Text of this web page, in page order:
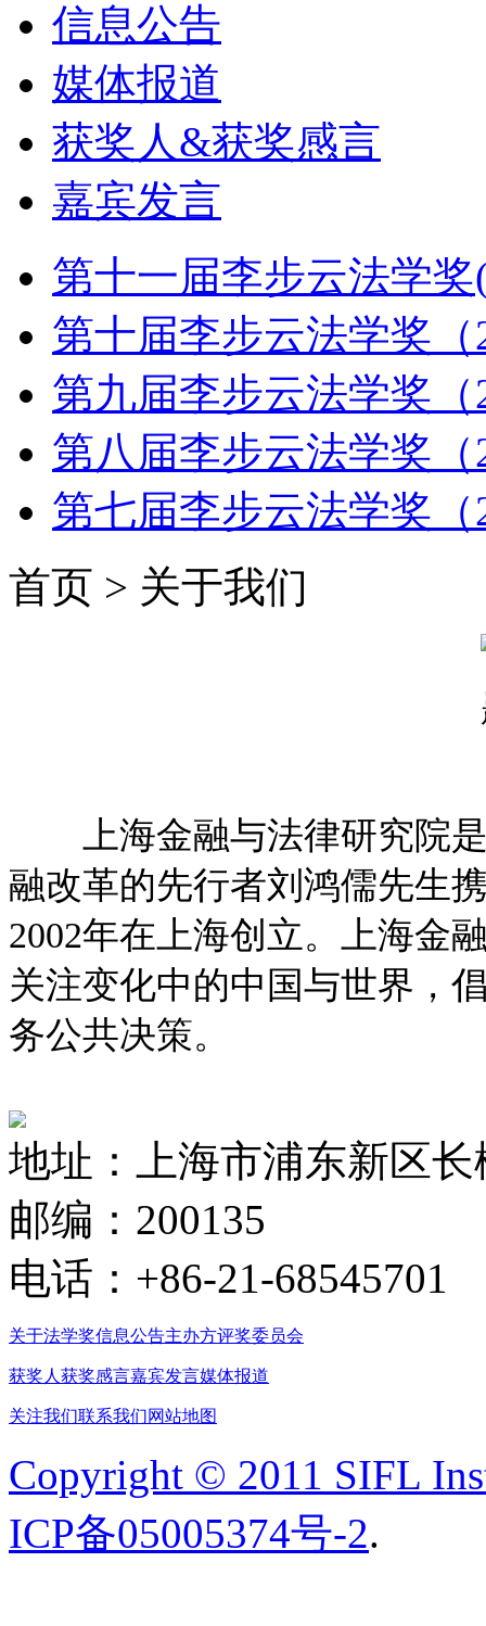
信息公告
媒体报道
获奖人&获奖感言
嘉宾发言
第十一届李步云法学奖
第十届李步云法学奖（
第九届李步云法学奖（
第八届李步云法学奖（
第七届李步云法学奖（
首页 > 关于我们
上海金融与法律研究院
融改革的先行者刘鸿儒先生
2002年在上海创立。上海金
关注变化中的中国与世界，
务公共决策。
地址：上海市浦东新区
邮编：200135
电话：+86-21-68545701
关于法学奖信息公告主办方评奖委员会
获奖人 获奖感言嘉宾发言媒体报道
关注我们联系我们网站地图
Copyright © 2011 SIFL
ICP备05005374号-2.